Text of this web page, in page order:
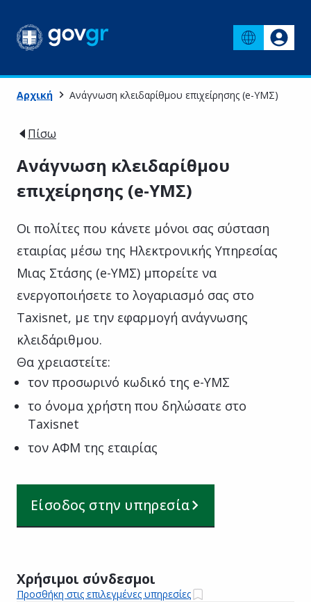
Αρχική Ανάγνωση κλειδαρίθμου επιχείρησης (e-ΥΜΣ)
Πίσω
Ανάγνωση κλειδαρίθμου
επιχείρησης (e-ΥΜΣ)
Οι πολίτες που κάνετε μόνοι σας σύσταση
εταιρίας μέσω της Ηλεκτρονικής Υπηρεσίας
Μιας Στάσης (e-ΥΜΣ) μπορείτε να
ενεργοποιήσετε το λογαριασμό σας στο
Taxisnet, με την εφαρμογή ανάγνωσης
κλειδάριθμου.
Θα χρειαστείτε:
τον προσωρινό κωδικό της e-ΥΜΣ
το όνομα χρήστη που δηλώσατε στο
Taxisnet
τον ΑΦΜ της εταιρίας
Είσοδος στην υπηρεσία
Χρήσιμοι σύνδεσμοι
Προσθήκη στις επιλεγμένες υπηρεσίες